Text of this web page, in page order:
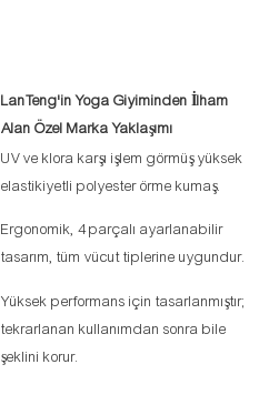
LanTeng'in Yoga Giyiminden İlham
Alan Özel Marka Yaklaşımı
UV ve klora karşı işlem görmüş yüksek
elastikiyetli polyester örme kumaş.
Ergonomik, 4 parçalı ayarlanabilir
tasarım, tüm vücut tiplerine uygundur.
Yüksek performans için tasarlanmıştır;
tekrarlanan kullanımdan sonra bile
şeklini korur.